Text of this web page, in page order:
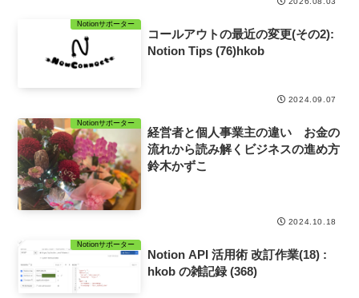
Notionサポーター
コールアウトの最近の変更(その2):
Notion Tips (76)hkob
2024.09.07
Notionサポーター
経営者と個人事業主の違い お金の
流れから読み解くビジネスの進め方
鈴木かずこ
2024.10.18
Notionサポーター
Notion API 活用術 改訂作業(18) :
hkob の雑記録 (368)